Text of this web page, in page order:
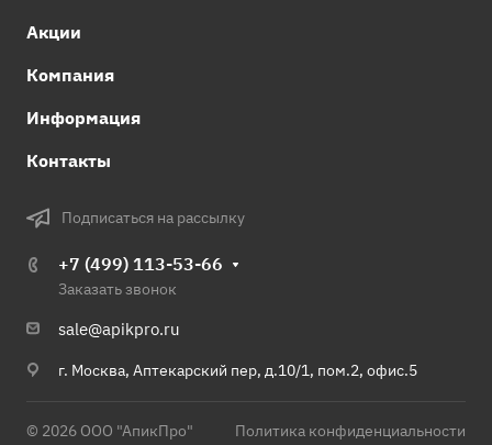
Акции
Компания
Информация
Контакты
Подписаться на рассылку
+7 (499) 113-53-66
Заказать звонок
sale@apikpro.ru
г. Москва, Аптекарский пер, д.10/1, пом.2, офис.5
© 2026 ООО "АпикПро" Политика конфиденциальности